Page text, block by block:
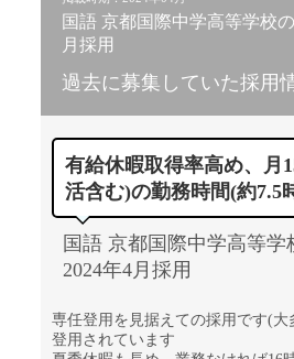
国語 京都国際中学高等学校
月採用
過去に募集していた採用
有給休暇取得率高め、月
活含む)の勤務時間(約7.5
国語 京都国際中学高等学
2024年4月採用
専任登用を見据えての採用です(大
登用されています